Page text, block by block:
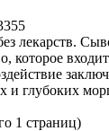
лекарств.
которое
и глубоких
1 страниц)